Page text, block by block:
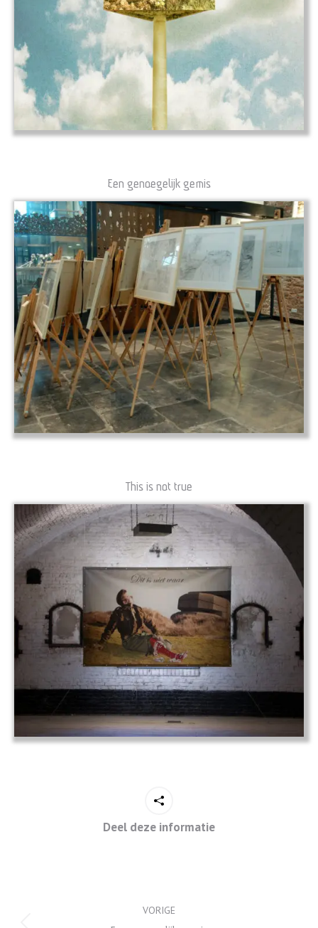
Een genoegelijk gemis
This is not true
Deel deze informatie
VORIGE